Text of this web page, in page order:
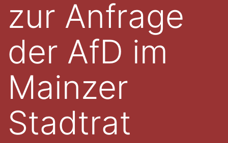
zur Anfrage
der AfD im
Mainzer
Stadtrat